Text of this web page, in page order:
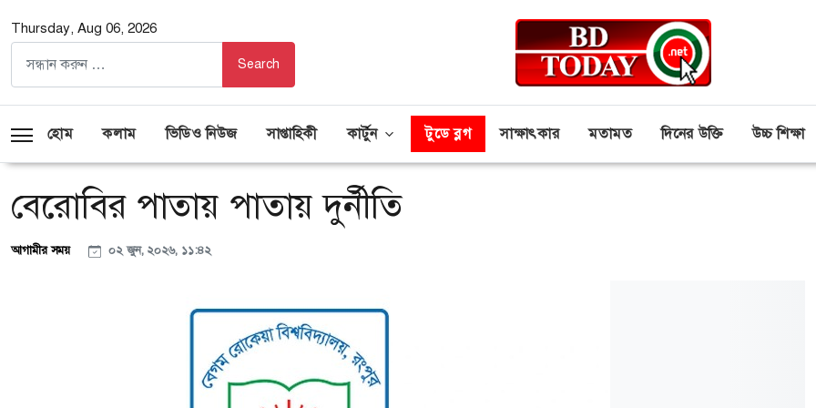
Thursday, Aug 06, 2026
হোম কলাম ভিডিও নিউজ সাপ্তাহিকী কার্টুন টুডে ব্লগ সাক্ষাৎকার মতামত দিনের উক্তি উচ্চ শিক্ষা
বেরোবির পাতায় পাতায় দুর্নীতি
আগামীর সময় ০২ জুন, ২০২৬, ১১:৪২